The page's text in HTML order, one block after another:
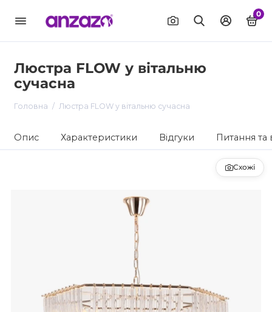
0
Люстра FLOW у вітальню
сучасна
Головна Люстра FLOW у вітальню сучасна
Опис Характеристики Відгуки Питання та
Схожі